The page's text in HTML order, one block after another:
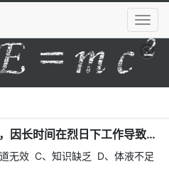
导
航
菜
患者男性，30岁，建筑工人，因长时间在烈日下工作导致神志不清，急诊入院，查血压70/50mmHg，皮肤湿冷，体温35℃，心率115次/分，针对该患者首要的护理诊断是
无效 C、知识缺乏 D、体液不足